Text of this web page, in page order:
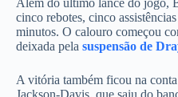
Além do último lance do jogo,
cinco rebotes, cinco
minutos. O calouro começou
deixada pela suspensão de
A vitória também ficou na
Jackson-Davis, que saiu do